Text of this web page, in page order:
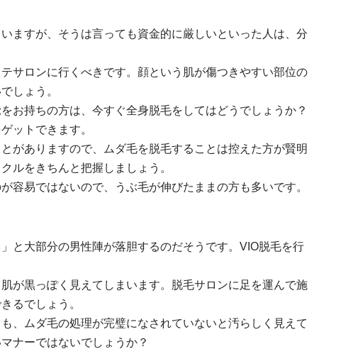
ますが、そうは言っても資金的に厳しいといった人は、分
サロンに行くべきです。顔という肌が傷つきやすい部位の
しょう。
お持ちの方は、今すぐ全身脱毛をしてはどうでしょうか？
ットできます。
がありますので、ムダ毛を脱毛することは控えた方が賢明
ルをきちんと把握しましょう。
容易ではないので、うぶ毛が伸びたままの方も多いです。
と大部分の男性陣が落胆するのだそうです。VIO脱毛を行
が黒っぽく見えてしまいます。脱毛サロンに足を運んで施
るでしょう。
、ムダ毛の処理が完璧になされていないと汚らしく見えて
ナーではないでしょうか？